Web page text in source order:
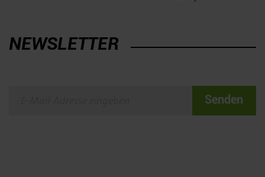
NEWSLETTER
Senden